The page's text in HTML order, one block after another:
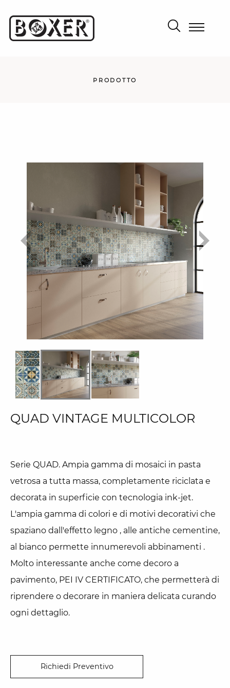
PRODOTTO
QUAD VINTAGE MULTICOLOR
Serie QUAD. Ampia gamma di mosaici in pasta
vetrosa a tutta massa, completamente riciclata e
decorata in superficie con tecnologia ink-jet.
L'ampia gamma di colori e di motivi decorativi che
spaziano dall'effetto legno , alle antiche cementine,
al bianco permette innumerevoli abbinamenti .
Molto interessante anche come decoro a
pavimento, PEI IV CERTIFICATO, che permetterà di
riprendere o decorare in maniera delicata curando
ogni dettaglio.
Richiedi Preventivo